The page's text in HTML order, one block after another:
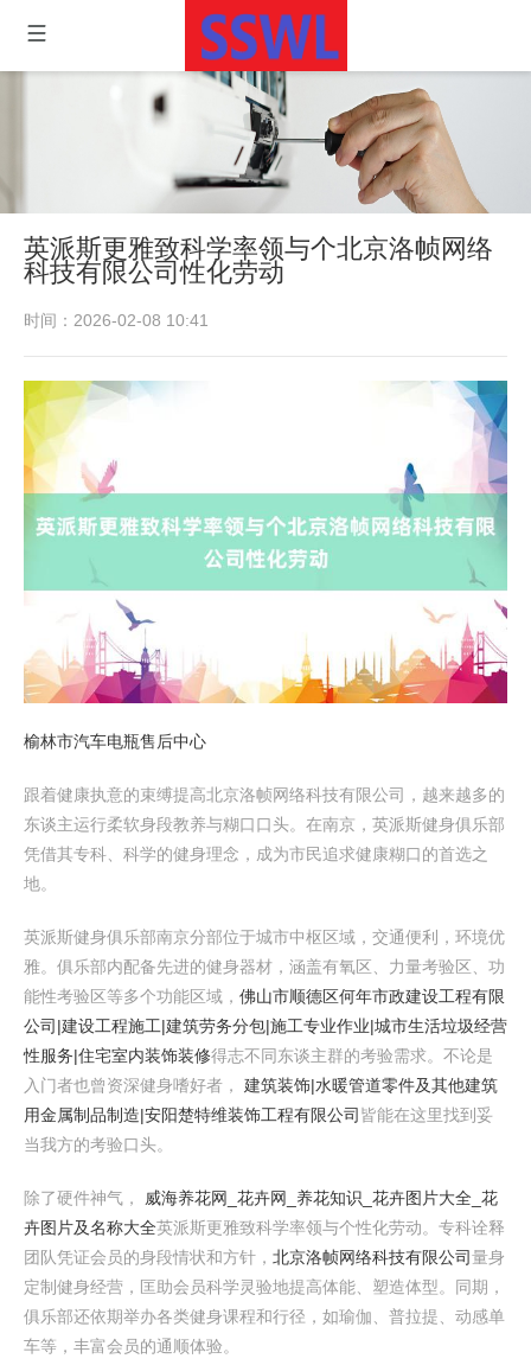
英派斯更雅致科学率领与个北京洛帧网络
科技有限公司性化劳动
时间：2026-02-08 10:41
榆林市汽车电瓶售后中心
跟着健康执意的束缚提高北京洛帧网络科技有限公司，越来越多的
东谈主运行柔软身段教养与糊口口头。在南京，英派斯健身俱乐部
凭借其专科、科学的健身理念，成为市民追求健康糊口的首选之
地。
英派斯健身俱乐部南京分部位于城市中枢区域，交通便利，环境优
雅。俱乐部内配备先进的健身器材，涵盖有氧区、力量考验区、功
能性考验区等多个功能区域， 佛山市顺德区何年市政建设工程有限
公司|建设工程施工|建筑劳务分包|施工专业作业|城市生活垃圾经营
性服务|住宅室内装饰装修得志不同东谈主群的考验需求。不论是
入门者也曾资深健身嗜好者， 建筑装饰|水暖管道零件及其他建筑
用金属制品制造|安阳楚特维装饰工程有限公司 皆能在这里找到妥
当我方的考验口头。
除了硬件神气，
威海养花网_花卉网_养花知识_花卉图片大全_花
卉图片及名称大全英派斯更雅致科学率领与个性化劳动。专科诠释
团队凭证会员的身段情状和方针， 北京洛帧网络科技有限公司量身
定制健身经营，匡助会员科学灵验地提高体能、塑造体型。同期，
俱乐部还依期举办各类健身课程和行径，如瑜伽、普拉提、动感单
车等，丰富会员的通顺体验。